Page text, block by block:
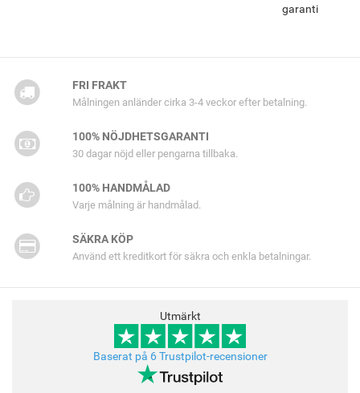
garanti
FRI FRAKT
Målningen anländer cirka 3-4 veckor efter betalning.
100% NÖJDHETSGARANTI
30 dagar nöjd eller pengarna tillbaka.
100% HANDMÅLAD
Varje målning är handmålad.
SÄKRA KÖP
Använd ett kreditkort för säkra och enkla betalningar.
Utmärkt
Baserat på 6 Trustpilot-recensioner